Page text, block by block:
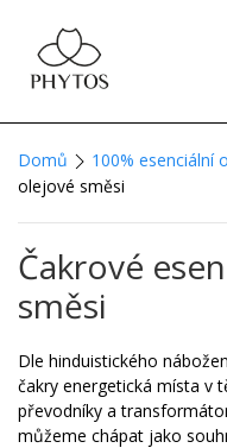
Domů 100% esenciální
olejové směsi
Čakrové
směsi
Dle hinduistického
čakry energetická místa v
převodníky a
můžeme chápat jako